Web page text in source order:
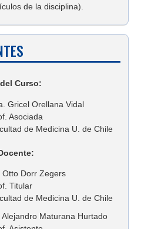
de la disciplina).
Curso:
Gricel Orellana Vidal
Asociada
de Medicina U. de Chile
Otto Dorr Zegers
Titular
de Medicina U. de Chile
Alejandro Maturana Hurtado